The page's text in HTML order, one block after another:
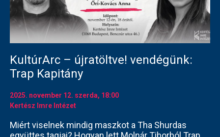
KultúrArc – újratöltve! vendégünk:
Trap Kapitány
2025. november 12. szerda, 18:00
Kertész Imre Intézet
Miért viselnek mindig maszkot a Tha Shurdas